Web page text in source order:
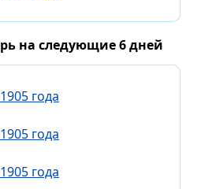
на следующие 6 дней
года
года
года